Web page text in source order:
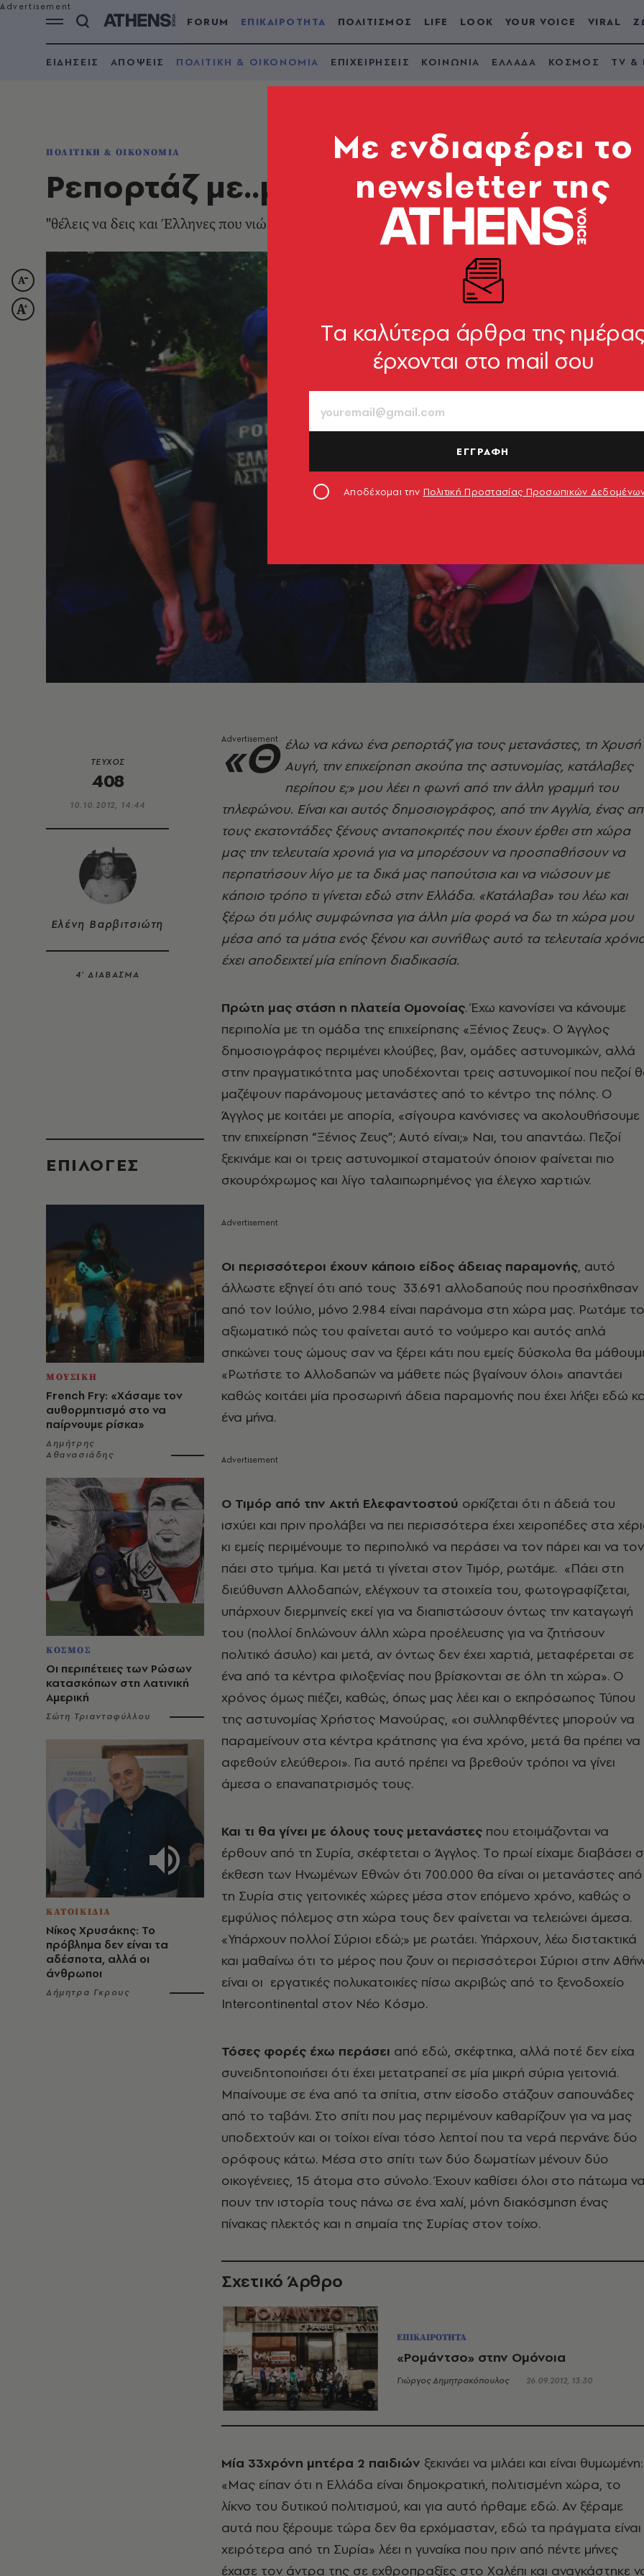
FORUM ΕΠΙΚΑΙΡΟΤΗΤΑ ΠΟΛΙΤΙΣΜΟΣ LIFE LOOK YOUR VOICE VIRAL
ΕΙΔΗΣΕΙΣ ΑΠΟΨΕΙΣ ΠΟΛΙΤΙΚΗ & ΟΙΚΟΝΟΜΙΑ ΕΠΙΧΕΙΡΗΣΕΙΣ ΚΟΙΝΩΝΙΑ ΕΛΛΑΔΑ ΚΟΣΜΟΣ TV &
ΠΟΛΙΤΙΚΗ & ΟΙΚΟΝΟΜΙΑ
Ρεπορτάζ με..μάτια ξένα
"θέλεις να δεις και Έλληνες που νιώθουν εγκλωβισμένοι στην ίδια τους τη γειτονιά;"
ΤΕΥΧΟΣ
408
10.10.2012, 14:44
Ελένη Βαρβιτσιώτη
4’ ΔΙΑΒΑΣΜΑ
EΠΙΛΟΓΈΣ
ΜΟΥΣΙΚΗ
French Fry: «Χάσαμε τον
αυθορμητισμό στο να
παίρνουμε ρίσκα»
Δημήτρης
Αθανασιάδης
ΚΟΣΜΟΣ
Οι περιπέτειες των Ρώσων
κατασκόπων στη Λατινική
Αμερική
Σώτη Τριανταφύλλου
ΚΑΤΟΙΚΙΔΙΑ
Νίκος Χρυσάκης: Το
πρόβλημα δεν είναι τα
αδέσποτα, αλλά οι
άνθρωποι
Δήμητρα Γκρους
«Θ έλω να κάνω ένα ρεπορτάζ για τους μετανάστες, τη Χρυσή
Αυγή, την επιχείρηση σκούπα της αστυνομίας, κατάλαβες
περίπου ε;» μου λέει η φωνή από την άλλη γραμμή του
τηλεφώνου. Είναι και αυτός δημοσιογράφος, από την Αγγλία, ένας
τους εκατοντάδες ξένους ανταποκριτές που έχουν έρθει στη χώρα
μας την τελευταία χρονιά για να μπορέσουν να προσπαθήσουν να
περπατήσουν λίγο με τα δικά μας παπούτσια και να νιώσουν με
κάποιο τρόπο τι γίνεται εδώ στην Ελλάδα. «Κατάλαβα» του λέω και
ξέρω ότι μόλις συμφώνησα για άλλη μία φορά να δω τη χώρα μου
μέσα από τα μάτια ενός ξένου και συνήθως αυτό τα τελευταία
έχει αποδειχτεί μία επίπονη διαδικασία.
Πρώτη μας στάση η πλατεία Ομονοίας. Έχω κανονίσει να κάνουμε
περιπολία με τη ομάδα της επιχείρησης «Ξένιος Ζευς». Ο Άγγλος
δημοσιογράφος περιμένει κλούβες, βαν, ομάδες αστυνομικών, αλλά
στην πραγματικότητα μας υποδέχονται τρεις αστυνομικοί που πεζοί
μαζέψουν παράνομους μετανάστες από το κέντρο της πόλης. Ο
Άγγλος με κοιτάει με απορία, «σίγουρα κανόνισες να ακολουθήσουμε
την επιχείρηση “Ξένιος Ζευς”; Αυτό είναι;» Ναι, του απαντάω. Πεζοί
ξεκινάμε και οι τρεις αστυνομικοί σταματούν όποιον φαίνεται πιο
σκουρόχρωμος και λίγο ταλαιπωρημένος για έλεγχο χαρτιών.
Οι περισσότεροι έχουν κάποιο είδος άδειας παραμονής, αυτό
άλλωστε εξηγεί ότι από τους 33.691 αλλοδαπούς που προσήχθησαν
από τον Ιούλιο, μόνο 2.984 είναι παράνομα στη χώρα μας. Ρωτάμε
αξιωματικό πώς του φαίνεται αυτό το νούμερο και αυτός απλά
σηκώνει τους ώμους σαν να ξέρει κάτι που εμείς δύσκολα θα
«Ρωτήστε το Αλλοδαπών να μάθετε πώς βγαίνουν όλοι» απαντάει
καθώς κοιτάει μία προσωρινή άδεια παραμονής που έχει λήξει εδώ
ένα μήνα.
Ο Τιμόρ από την Ακτή Ελεφαντοστού ορκίζεται ότι η άδειά του
ισχύει και πριν προλάβει να πει περισσότερα έχει χειροπέδες στα
κι εμείς περιμένουμε το περιπολικό να περάσει να τον πάρει και να τον
πάει στο τμήμα. Και μετά τι γίνεται στον Τιμόρ, ρωτάμε. «Πάει στη
διεύθυνση Αλλοδαπών, ελέγχουν τα στοιχεία του, φωτογραφίζεται,
υπάρχουν διερμηνείς εκεί για να διαπιστώσουν όντως την καταγωγή
του (πολλοί δηλώνουν άλλη χώρα προέλευσης για να ζητήσουν
πολιτικό άσυλο) και μετά, αν όντως δεν έχει χαρτιά, μεταφέρεται σε
ένα από τα κέντρα φιλοξενίας που βρίσκονται σε όλη τη χώρα». Ο
χρόνος όμως πιέζει, καθώς, όπως μας λέει και ο εκπρόσωπος Τύπου
της αστυνομίας Χρήστος Μανούρας, «οι συλληφθέντες μπορούν να
παραμείνουν στα κέντρα κράτησης για ένα χρόνο, μετά θα πρέπει να
αφεθούν ελεύθεροι». Για αυτό πρέπει να βρεθούν τρόποι να γίνει
άμεσα ο επαναπατρισμός τους.
Και τι θα γίνει με όλους τους μετανάστες που ετοιμάζονται να
έρθουν από τη Συρία, σκέφτεται ο Άγγλος. Tο πρωί είχαμε διαβάσει
έκθεση των Ηνωμένων Εθνών ότι 700.000 θα είναι οι μετανάστες από
τη Συρία στις γειτονικές χώρες μέσα στον επόμενο χρόνο, καθώς ο
εμφύλιος πόλεμος στη χώρα τους δεν φαίνεται να τελειώνει άμεσα.
«Υπάρχουν πολλοί Σύριοι εδώ;» με ρωτάει. Υπάρχουν, λέω διστακτικά
και μαθαίνω ότι το μέρος που ζουν οι περισσότεροι Σύριοι στην
είναι οι εργατικές πολυκατοικίες πίσω ακριβώς από το ξενοδοχείο
Intercontinental στον Νέο Κόσμο.
Τόσες φορές έχω περάσει από εδώ, σκέφτηκα, αλλά ποτέ δεν είχα
συνειδητοποιήσει ότι έχει μετατραπεί σε μία μικρή σύρια γειτονιά.
Μπαίνουμε σε ένα από τα σπίτια, στην είσοδο στάζουν σαπουνάδες
από το ταβάνι. Στο σπίτι που μας περιμένουν καθαρίζουν για να μας
υποδεχτούν και οι τοίχοι είναι τόσο λεπτοί που τα νερά περνάνε δύο
ορόφους κάτω. Μέσα στο σπίτι των δύο δωματίων μένουν δύο
οικογένειες, 15 άτομα στο σύνολο. Έχουν καθίσει όλοι στο πάτωμα
πουν την ιστορία τους πάνω σε ένα χαλί, μόνη διακόσμηση ένας
πίνακας πλεκτός και η σημαία της Συρίας στον τοίχο.
Σχετικό Άρθρο
ΕΠΙΚΑΙΡΟΤΗΤΑ
«Ρομάντσο» στην Ομόνοια
Γιώργος Δημητρακόπουλος 26.09.2012, 13:30
Μία 33χρόνη μητέρα 2 παιδιών ξεκινάει να μιλάει και είναι θυμωμένη:
«Μας είπαν ότι η Ελλάδα είναι δημοκρατική, πολιτισμένη χώρα, το
λίκνο του δυτικού πολιτισμού, και για αυτό ήρθαμε εδώ. Αν ξέραμε
αυτά που ξέρουμε τώρα δεν θα ερχόμασταν, εδώ τα πράγματα είναι
χειρότερα από τη Συρία» λέει η γυναίκα που πριν από πέντε μήνες
έχασε τον άντρα της σε εχθροπραξίες στο Χαλέπι και αναγκάστηκε
Mε ενδιαφέρει το
newsletter της
Tα καλύτερα άρθρα της
έρχονται στο mail σου
ΕΓΓΡΑΦΗ
Αποδέχομαι την Πολιτική Προστασίας Προσωπικών